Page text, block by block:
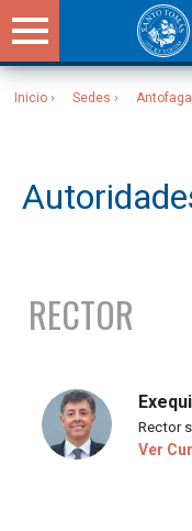
Inicio Sedes
RECTOR
Rector
Ver